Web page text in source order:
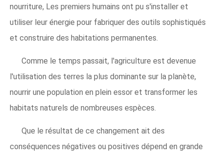
nourriture, Les premiers humains ont pu s'installer et
utiliser leur énergie pour fabriquer des outils sophistiqués
et construire des habitations permanentes.
Comme le temps passait, l'agriculture est devenue
l'utilisation des terres la plus dominante sur la planète,
nourrir une population en plein essor et transformer les
habitats naturels de nombreuses espèces.
Que le résultat de ce changement ait des
conséquences négatives ou positives dépend en grande